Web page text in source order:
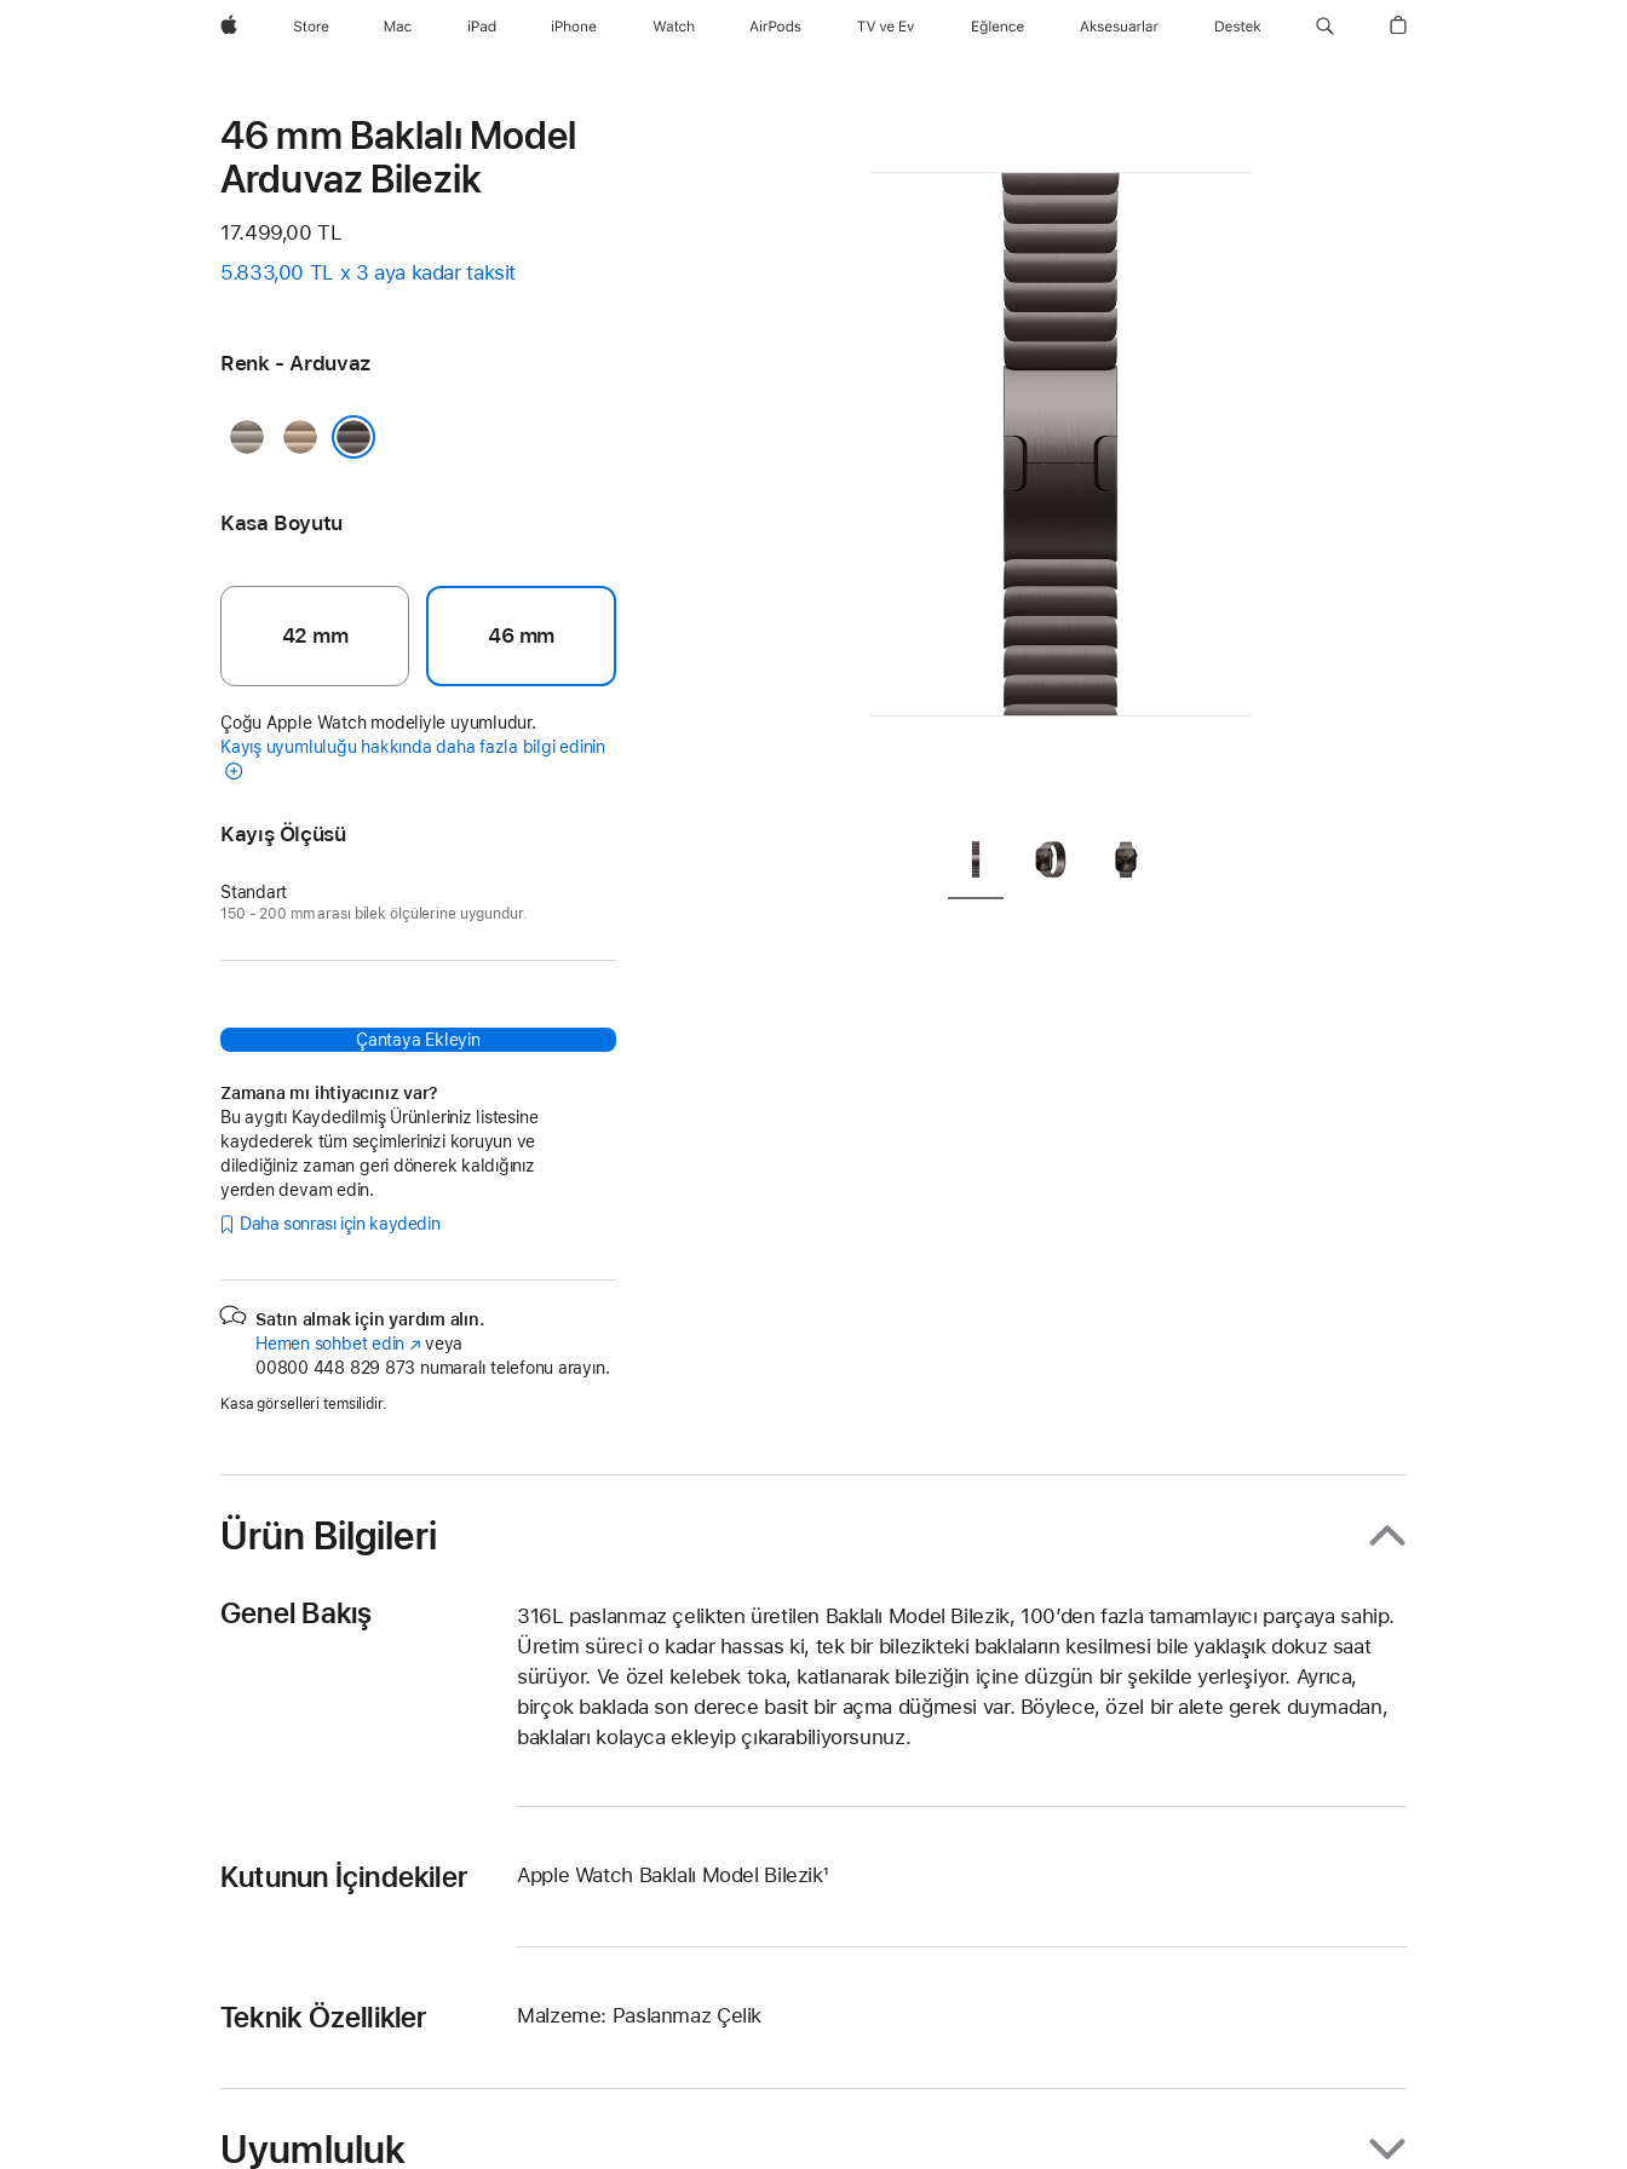
wzlhp Store Mac iPad iPhone Watch AirPods TV ve Ev Eğlence Aksesuarlar Destek
46 mm Baklalı Model
Arduvaz Bilezik
17.499,00 TL
5.833,00 TL x 3 aya kadar taksit
Renk - Arduvaz
NatürelAltın
Kasa Boyutu
42 mm 46 mm
Çoğu Apple Watch modeliyle uyumludur.
Kayış uyumluluğu hakkında daha fazla bilgi edinin
Kayış Ölçüsü
Standart
150 - 200 mm arası bilek ölçülerine uygundur.
Çantaya Ekleyin
Zamana mı ihtiyacınız var?
Bu aygıtı Kaydedilmiş Ürünleriniz listesine
kaydederek tüm seçimlerinizi koruyun ve
dilediğiniz zaman geri dönerek kaldığınız
yerden devam edin.
Daha sonrası için kaydedin
Satın almak için yardım alın.
Hemen sohbet edin (Yeni
pencerede
veya
00800 448 829 873 numaralı telefonu arayın.
Kasa görselleri temsilidir.
Ürün Bilgileri
Genel Bakış
316L paslanmaz çelikten üretilen Baklalı Model Bilezik, 100’den fazla tamamlayıcı parçaya sahip.
Üretim süreci o kadar hassas ki, tek bir bilezikteki baklaların kesilmesi bile yaklaşık dokuz saat
sürüyor. Ve özel kelebek toka, katlanarak bileziğin içine düzgün bir şekilde yerleşiyor. Ayrıca,
birçok baklada son derece basit bir açma düğmesi var. Böylece, özel bir alete gerek duymadan,
baklaları kolayca ekleyip çıkarabiliyorsunuz.
Kutunun İçindekiler Apple Watch Baklalı Model Bilezik¹
Teknik Özellikler Malzeme: Paslanmaz Çelik
Uyumluluk